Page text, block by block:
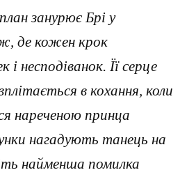
занурює Брі у
де кожен крок
і несподіванок. Її серце
в кохання, коли
нареченою принца
нагадують танець на
найменша помилка